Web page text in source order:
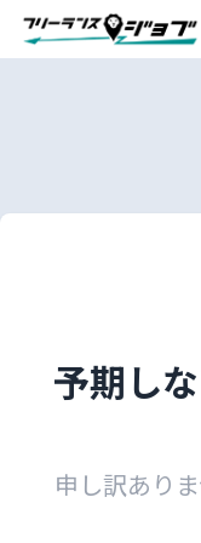
予期し
申し訳あり